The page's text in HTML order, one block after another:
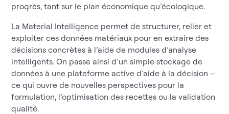
progrès, tant sur le plan économique qu’écologique.
La Material Intelligence permet de structurer, relier et
exploiter ces données matériaux pour en extraire des
décisions concrètes à l’aide de modules d’analyse
intelligents. On passe ainsi d’un simple stockage de
données à une plateforme active d’aide à la décision –
ce qui ouvre de nouvelles perspectives pour la
formulation, l’optimisation des recettes ou la validation
qualité.